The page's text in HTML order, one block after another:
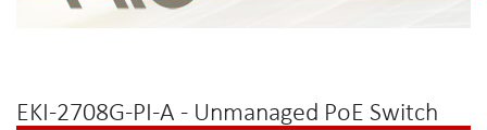
EKI-2708G-PI-A - Unmanaged PoE Switch